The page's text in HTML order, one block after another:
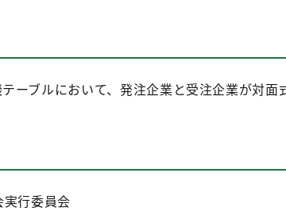
ーブルにおいて、発注企業と受注企業が対
行委員会